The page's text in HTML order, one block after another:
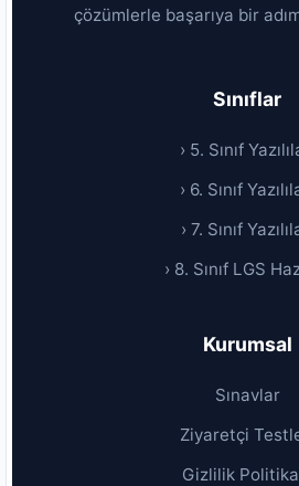
çözümlerle başarıya bir
Sınıflar
› 5. Sınıf
› 6. Sınıf
› 7. Sınıf
› 8. Sınıf LGS
Kurumsal
Sınavlar
Ziyaretçi
Gizlilik